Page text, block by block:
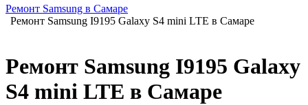
Ремонт Samsung в Самаре
Ремонт Samsung I9195 Galaxy S4 mini LTE в Самаре
Ремонт Samsung I9195 Galaxy
S4 mini LTE в Самаре